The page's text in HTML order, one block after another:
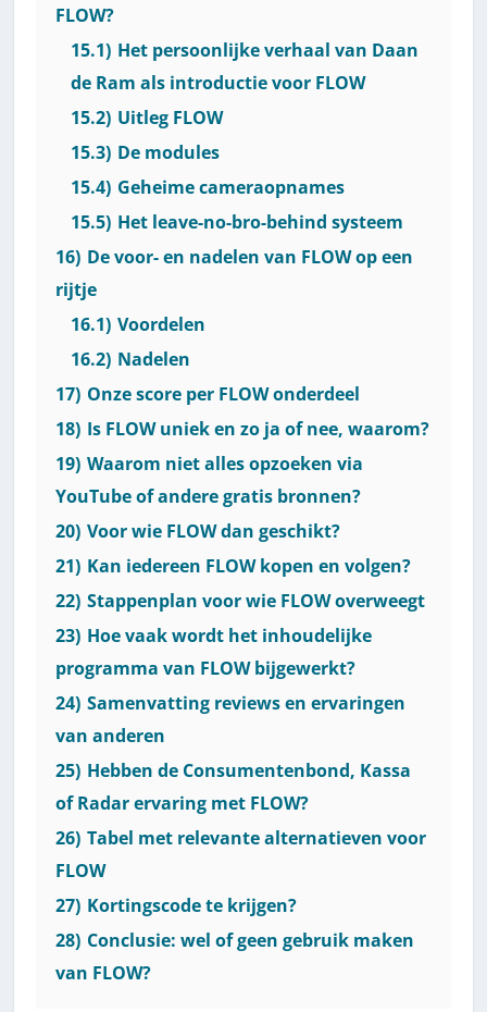
FLOW?
15.1) Het persoonlijke verhaal van Daan
de Ram als introductie voor FLOW
15.2) Uitleg FLOW
15.3) De modules
15.4) Geheime cameraopnames
15.5) Het leave-no-bro-behind systeem
16) De voor- en nadelen van FLOW op een
rijtje
16.1) Voordelen
16.2) Nadelen
17) Onze score per FLOW onderdeel
18) Is FLOW uniek en zo ja of nee, waarom?
19) Waarom niet alles opzoeken via
YouTube of andere gratis bronnen?
20) Voor wie FLOW dan geschikt?
21) Kan iedereen FLOW kopen en volgen?
22) Stappenplan voor wie FLOW overweegt
23) Hoe vaak wordt het inhoudelijke
programma van FLOW bijgewerkt?
24) Samenvatting reviews en ervaringen
van anderen
25) Hebben de Consumentenbond, Kassa
of Radar ervaring met FLOW?
26) Tabel met relevante alternatieven voor
FLOW
27) Kortingscode te krijgen?
28) Conclusie: wel of geen gebruik maken
van FLOW?